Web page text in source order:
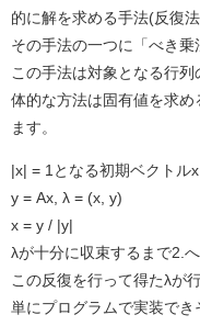
的に解を求める手法(反復
その手法の一つに「べき乗
この手法は対象となる行
体的な方法は固有値を求
ます。
|x| = 1となる初期ベクトル
y = Ax, λ = (x, y)
x = y / |y|
λが十分に収束するまで2.
この反復を行って得たλが
単にプログラムで実装で